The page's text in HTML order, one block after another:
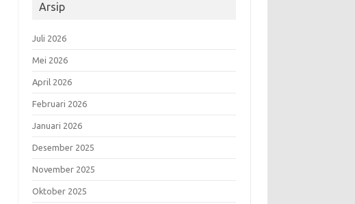
Arsip
Juli 2026
Mei 2026
April 2026
Februari 2026
Januari 2026
Desember 2025
November 2025
Oktober 2025